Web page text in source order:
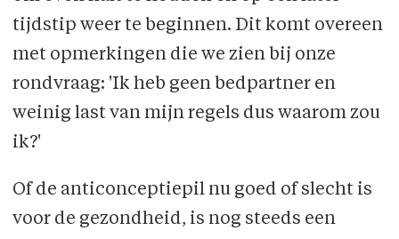
tijdstip weer te beginnen. Dit komt overeen
met opmerkingen die we zien bij onze
rondvraag: 'Ik heb geen bedpartner en
weinig last van mijn regels dus waarom zou
ik?'
Of de anticonceptiepil nu goed of slecht is
voor de gezondheid, is nog steeds een